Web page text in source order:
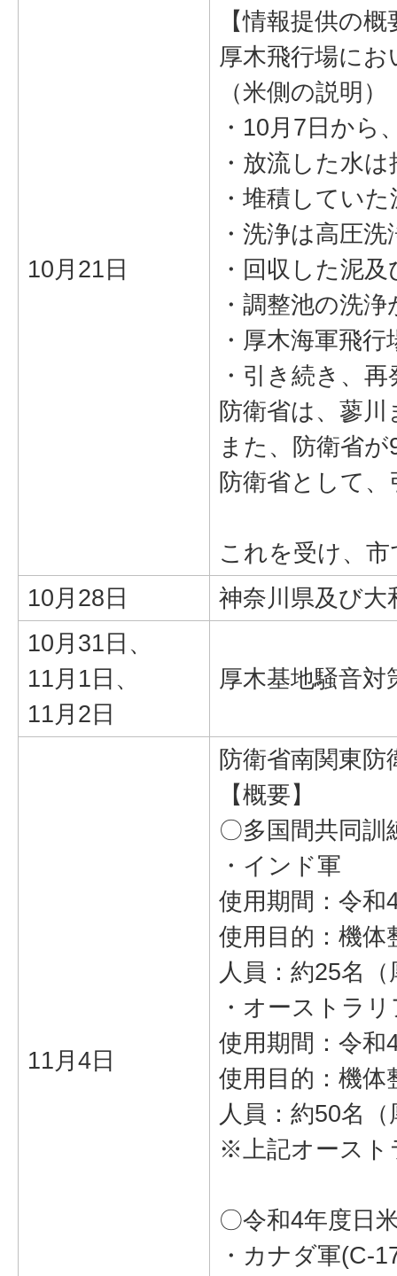
10月21日
【情報提供の概
厚木飛行場に
（米側の説明）
・10月7日か
・放流した水
・堆積してい
・洗浄は高圧
・回収した泥
・調整池の洗
・厚木海軍飛
・引き続き、
防衛省は、蓼
また、防衛省
防衛省として
これを受け、
10月28日
神奈川県及び大
10月31日、
11月1日、
11月2日
厚木基地騒音
11月4日
防衛省南関東
【概要】
〇多国間共同
・インド軍
使用期間：令和
使用目的：機体
人員：約25名
・オーストラ
使用期間：令和
使用目的：機体
人員：約50名
※上記オースト
〇令和4年度日
・カナダ軍(C-